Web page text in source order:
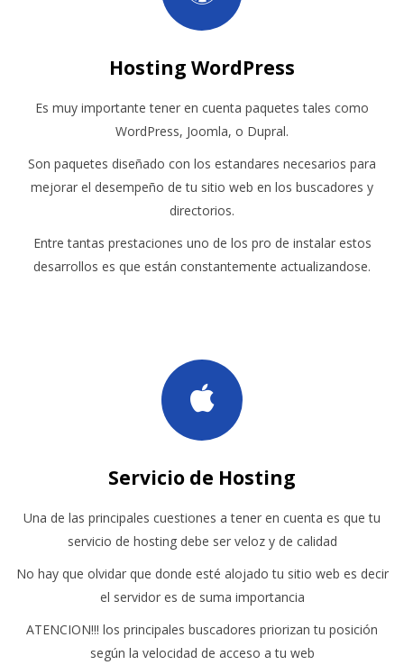
Hosting WordPress
Es muy importante tener en cuenta paquetes tales como
WordPress, Joomla, o Dupral.
Son paquetes diseñado con los estandares necesarios para
mejorar el desempeño de tu sitio web en los buscadores y
directorios.
Entre tantas prestaciones uno de los pro de instalar estos
desarrollos es que están constantemente actualizandose.
Servicio de Hosting
Una de las principales cuestiones a tener en cuenta es que tu
servicio de hosting debe ser veloz y de calidad
No hay que olvidar que donde esté alojado tu sitio web es decir
el servidor es de suma importancia
ATENCION!!! los principales buscadores priorizan tu posición
según la velocidad de acceso a tu web